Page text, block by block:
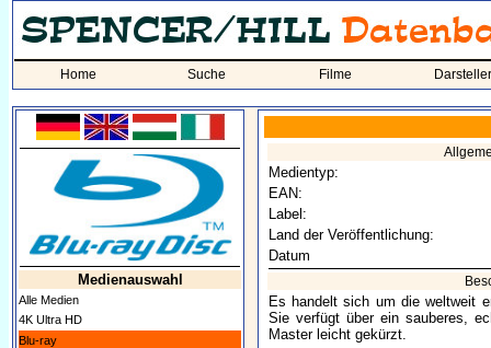
Home Suche Filme Darsteller
Medienauswahl
Alle Medien
4K Ultra HD
Blu-ray
Medientyp:
EAN:
Label:
Land der Veröffentlichung:
Datum
Es handelt sich um die weltweit
Sie verfügt über ein sauberes,
Master leicht gekürzt.